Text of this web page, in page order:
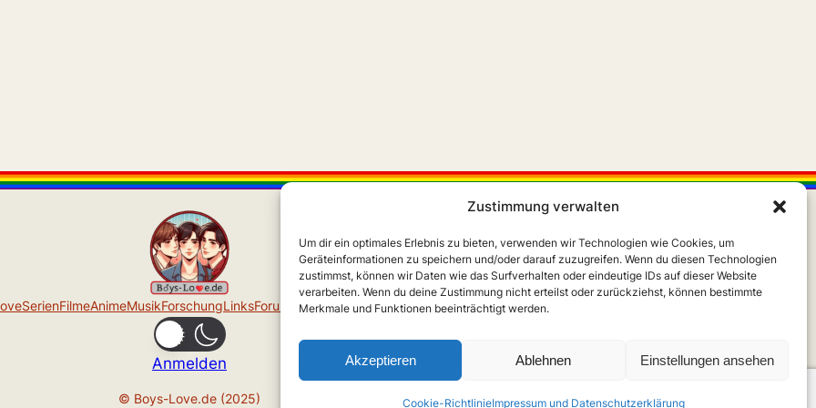
Zustimmung verwalten
Um dir ein optimales Erlebnis zu bieten, verwenden wir Technologien wie Cookies, um
Geräteinformationen zu speichern und/oder darauf zuzugreifen. Wenn du diesen Technologien
zustimmst, können wir Daten wie das Surfverhalten oder eindeutige IDs auf dieser Website
verarbeiten. Wenn du deine Zustimmung nicht erteilst oder zurückziehst, können bestimmte
Merkmale und Funktionen beeinträchtigt werden.
Akzeptieren Ablehnen Einstellungen ansehen
Cookie-RichtlinieImpressum und Datenschutzerklärung
SerienFilmeAnimeMusikForschungLinksForum Über unsImpressumX Instagram
Anmelden
© Boys-Love.de (2025)